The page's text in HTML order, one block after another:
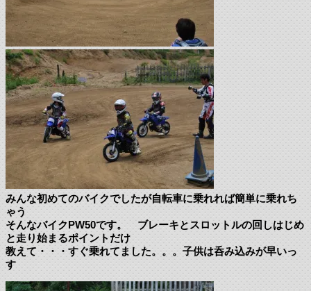
みんな初めてのバイクでしたが自転車に乗れれば簡単に乗れち
ゃう
そんなバイクPW50です。 ブレーキとスロットルの回しはじめ
と走り始まるポイントだけ
教えて・・・すぐ乗れてました。。。子供は呑み込みが早いっ
す